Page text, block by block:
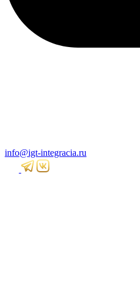
info@igt-integracia.ru